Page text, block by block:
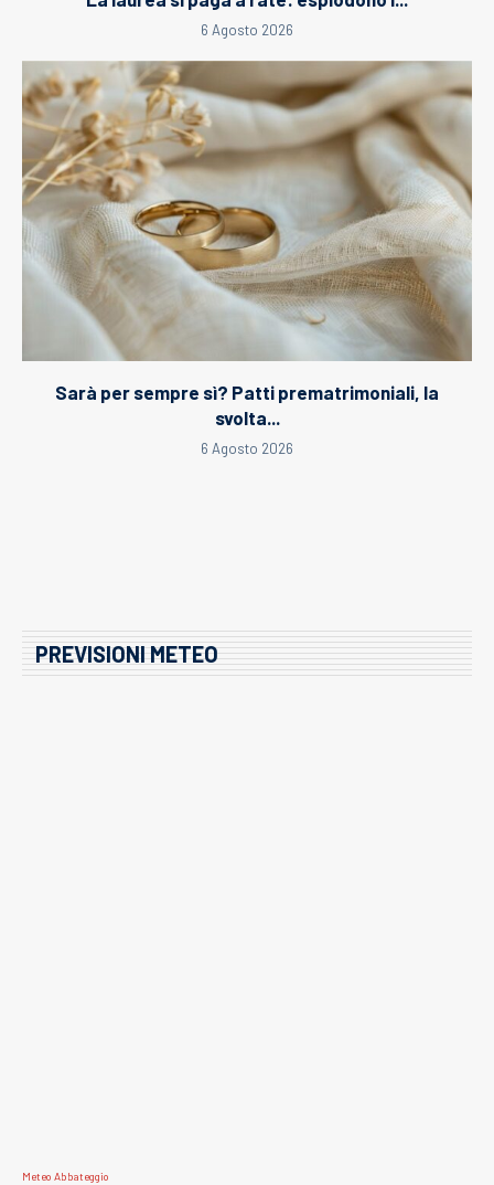
6 Agosto 2026
Sarà per sempre sì? Patti prematrimoniali, la
svolta...
6 Agosto 2026
PREVISIONI METEO
Meteo Abbateggio